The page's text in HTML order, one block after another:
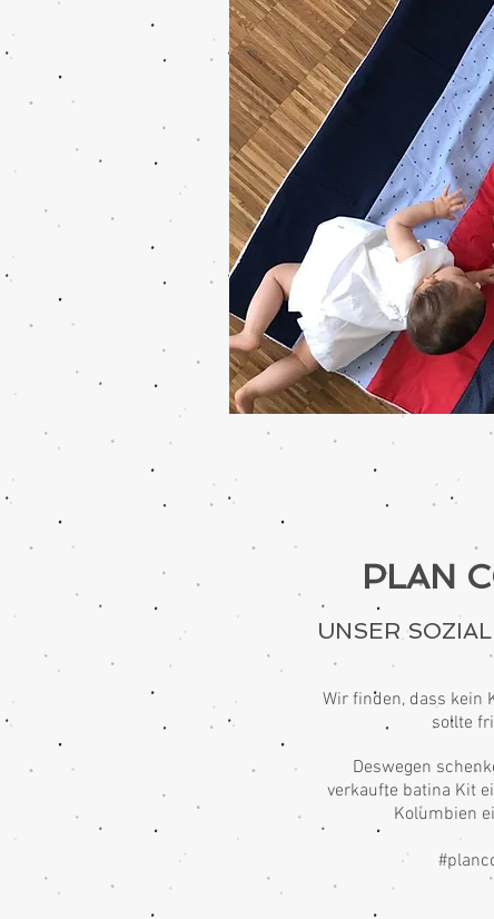
PLAN
Wir finden, dass kein
sollte
Deswegen
verkaufte batina Kit
Kolumbien
UNSER